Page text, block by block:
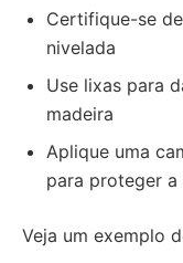
Certifique-se
nivelada
Use lixas para
madeira
Aplique uma
para proteger a
Veja um exemplo